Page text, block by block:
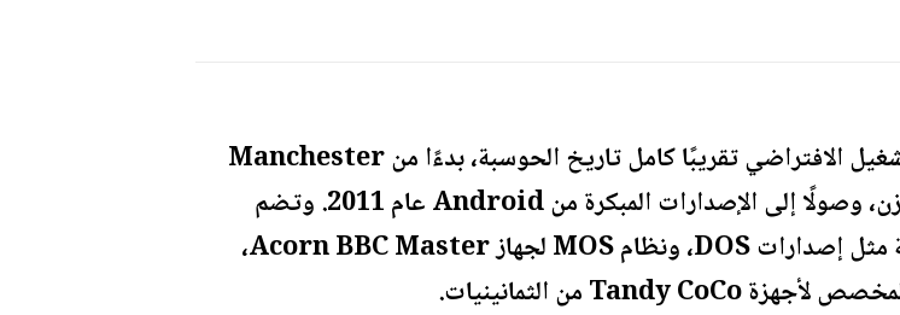
تغطي مكتبة متحف أنظمة التشغيل الافتراضي تقريبًا كامل تاريخ الحوسبة، بدءًا من Manchester
Baby عام 1948، وهو أول كمبيوتر ببرنامج مخزن، وصولًا إلى الإصدارات المبكرة من Android عام 2011. وتضم
المجموعة العديد من أنظمة التشغيل غير المعروفة مثل إصدارات DOS، ونظام MOS لجهاز Acorn BBC Master،